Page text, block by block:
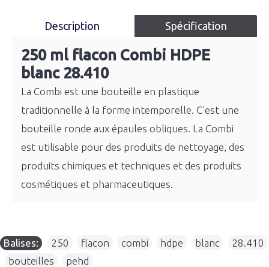
Description Spécification
250 ml flacon Combi HDPE
blanc 28.410
La Combi est une bouteille en plastique
traditionnelle à la forme intemporelle. C'est une
bouteille ronde aux épaules obliques. La Combi
est utilisable pour des produits de nettoyage, des
produits chimiques et techniques et des produits
cosmétiques et pharmaceutiques.
Balises: 250 flacon combi hdpe blanc
28.410
bouteilles pehd